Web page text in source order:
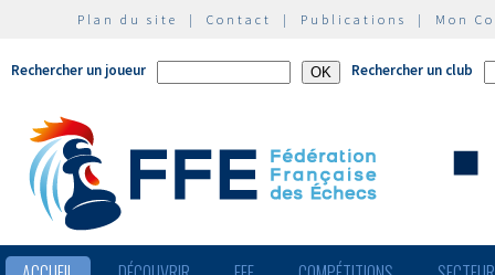
Plan du site | Contact | Publications | Mon
Rechercher un joueur Rechercher un club